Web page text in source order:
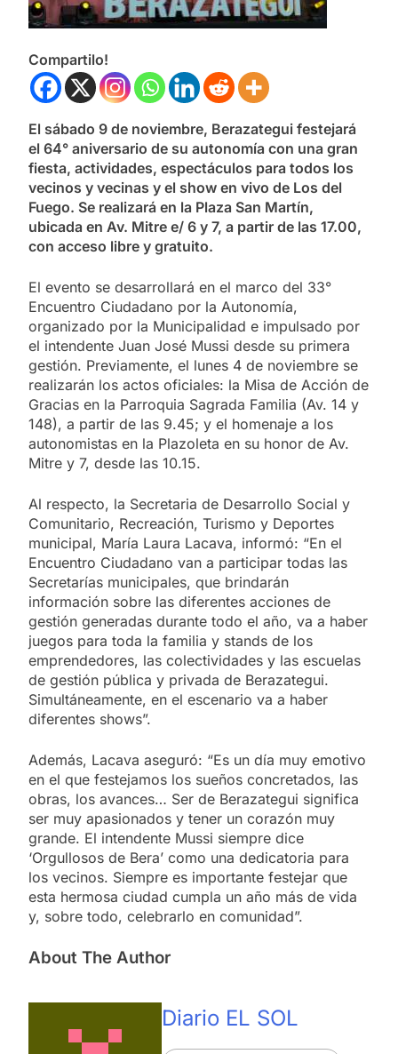
Compartilo!
El sábado 9 de noviembre, Berazategui festejará
el 64° aniversario de su autonomía con una gran
fiesta, actividades, espectáculos para todos los
vecinos y vecinas y el show en vivo de Los del
Fuego. Se realizará en la Plaza San Martín,
ubicada en Av. Mitre e/ 6 y 7, a partir de las 17.00,
con acceso libre y gratuito.
El evento se desarrollará en el marco del 33°
Encuentro Ciudadano por la Autonomía,
organizado por la Municipalidad e impulsado por
el intendente Juan José Mussi desde su primera
gestión. Previamente, el lunes 4 de noviembre se
realizarán los actos oficiales: la Misa de Acción de
Gracias en la Parroquia Sagrada Familia (Av. 14 y
148), a partir de las 9.45; y el homenaje a los
autonomistas en la Plazoleta en su honor de Av.
Mitre y 7, desde las 10.15.
Al respecto, la Secretaria de Desarrollo Social y
Comunitario, Recreación, Turismo y Deportes
municipal, María Laura Lacava, informó: “En el
Encuentro Ciudadano van a participar todas las
Secretarías municipales, que brindarán
información sobre las diferentes acciones de
gestión generadas durante todo el año, va a haber
juegos para toda la familia y stands de los
emprendedores, las colectividades y las escuelas
de gestión pública y privada de Berazategui.
Simultáneamente, en el escenario va a haber
diferentes shows”.
Además, Lacava aseguró: “Es un día muy emotivo
en el que festejamos los sueños concretados, las
obras, los avances… Ser de Berazategui significa
ser muy apasionados y tener un corazón muy
grande. El intendente Mussi siempre dice
‘Orgullosos de Bera’ como una dedicatoria para
los vecinos. Siempre es importante festejar que
esta hermosa ciudad cumpla un año más de vida
y, sobre todo, celebrarlo en comunidad”.
About The Author
Diario EL SOL